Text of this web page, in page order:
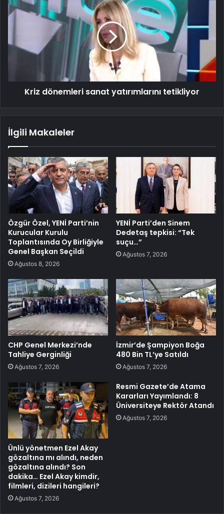
Kriz dönemleri sanat yatırımlarını tetikliyor
İlgili Makaleler
Özgür Özel, YENİ Parti’nin
Kurucular Kurulu
Toplantısında Oy Birliğiyle
Genel Başkan Seçildi
Ağustos 8, 2026
YENİ Parti’den Sinem
Dedetaş tepkisi: “Tek
suçu…”
Ağustos 7, 2026
CHP Genel Merkezi’nde
Tahliye Gerginliği
Ağustos 7, 2026
İzmir’de Şampiyon Boğa
480 Bin TL’ye Satıldı
Ağustos 7, 2026
Ünlü yönetmen Ezel Akay
gözaltına mı alındı, neden
gözaltına alındı? Son
dakika… Ezel Akay kimdir,
filmleri, dizileri hangileri?
Ağustos 7, 2026
Resmi Gazete’de Atama
Kararları Yayımlandı: 8
Üniversiteye Rektör Atandı
Ağustos 7, 2026